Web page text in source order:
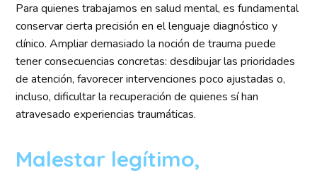
Para quienes trabajamos en salud mental, es fundamental
conservar cierta precisión en el lenguaje diagnóstico y
clínico. Ampliar demasiado la noción de trauma puede
tener consecuencias concretas: desdibujar las prioridades
de atención, favorecer intervenciones poco ajustadas o,
incluso, dificultar la recuperación de quienes sí han
atravesado experiencias traumáticas.
Malestar legítimo,